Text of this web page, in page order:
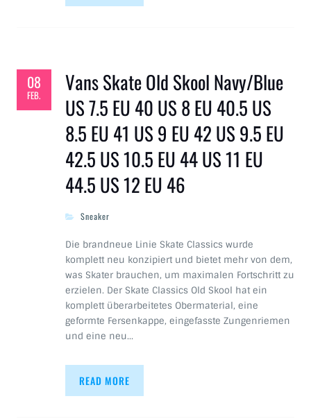
08
FEB.
Vans Skate Old Skool Navy/Blue
US 7.5 EU 40 US 8 EU 40.5 US
8.5 EU 41 US 9 EU 42 US 9.5 EU
42.5 US 10.5 EU 44 US 11 EU
44.5 US 12 EU 46
Sneaker
Die brandneue Linie Skate Classics wurde
komplett neu konzipiert und bietet mehr von dem,
was Skater brauchen, um maximalen Fortschritt zu
erzielen. Der Skate Classics Old Skool hat ein
komplett überarbeitetes Obermaterial, eine
geformte Fersenkappe, eingefasste Zungenriemen
und eine neu…
READ MORE